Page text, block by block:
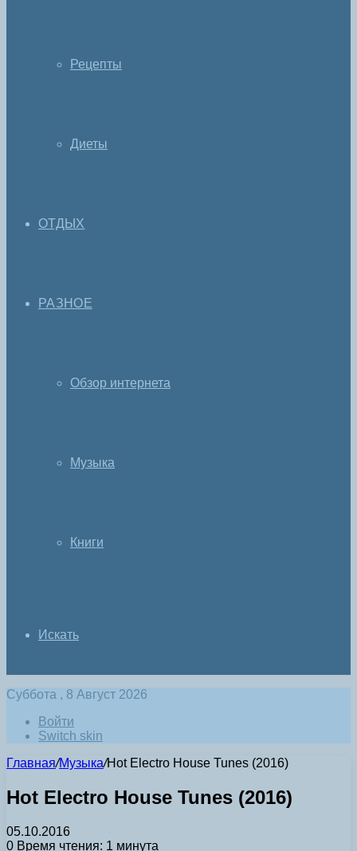
Рецепты
Диеты
ОТДЫХ
РАЗНОЕ
Обзор интернета
Музыка
Книги
Искать
Суббота , 8 Август 2026
Войти
Switch skin
Главная/Музыка/Hot Electro House Tunes (2016)
Hot Electro House Tunes (2016)
05.10.2016
0 Время чтения: 1 минута